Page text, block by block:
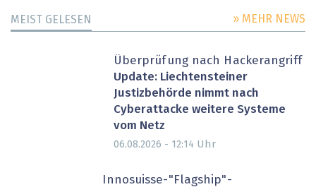
MEIST GELESEN » MEHR NEWS
Überprüfung nach Hackerangriff
Update: Liechtensteiner
Justizbehörde nimmt nach
Cyberattacke weitere Systeme
vom Netz
06.08.2026 - 12:14 Uhr
Innosuisse-"Flagship"-